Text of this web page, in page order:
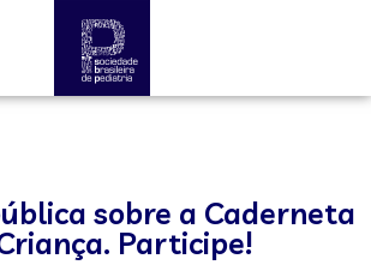
sobre a Caderneta
Participe!